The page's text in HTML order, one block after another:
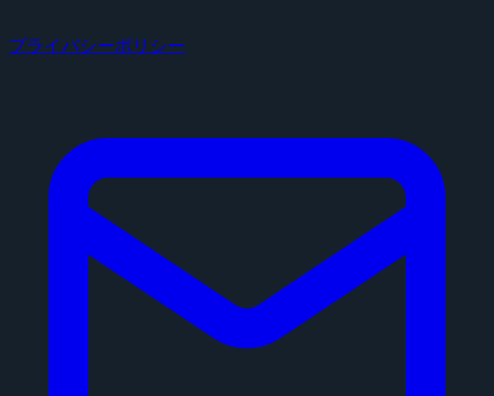
プライバシーポリシー